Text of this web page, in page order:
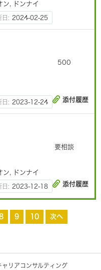
ン, ドンナイ
日: 2024-02-25
500
日: 2023-12-24 添付履歴
要相談
ン, ドンナイ
日: 2023-12-18 添付履歴
9 10 次へ
ャリアコンサルティング